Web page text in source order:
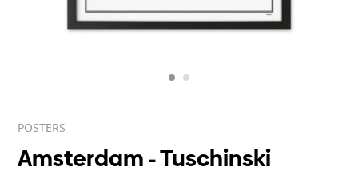
POSTERS
Amsterdam - Tuschinski